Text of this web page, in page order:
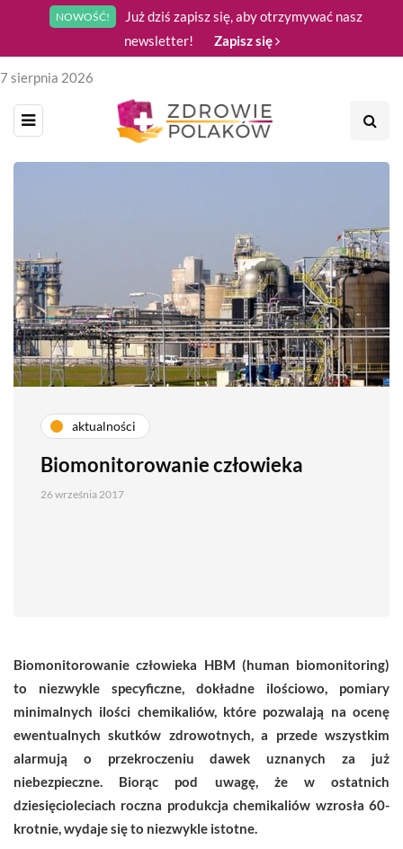
NOWOŚĆ!
Już dziś zapisz się, aby otrzymywać nasz
newsletter!
Zapisz się
7 sierpnia 2026
aktualności
Biomonitorowanie człowieka
26 września 2017
Biomonitorowanie człowieka HBM (human biomonitoring)
to niezwykle specyficzne, dokładne ilościowo, pomiary
minimalnych ilości chemikaliów, które pozwalają na ocenę
ewentualnych skutków zdrowotnych, a przede wszystkim
alarmują o przekroczeniu dawek uznanych za już
niebezpieczne. Biorąc pod uwagę, że w ostatnich
dziesięcioleciach roczna produkcja chemikaliów wzrosła 60-
krotnie, wydaje się to niezwykle istotne.